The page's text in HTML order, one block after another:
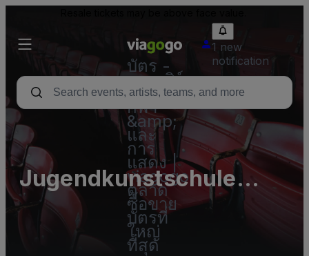
บัตร -
คอนเสิร์ต
บัตร
กีฬา
&amp;
และ
การ
แสดง |
viagogo
ตลาด
ซื้อขาย
บัตรที่
ใหญ่
ที่สุด
1 new
notification
Jugendkunstschule
buntich